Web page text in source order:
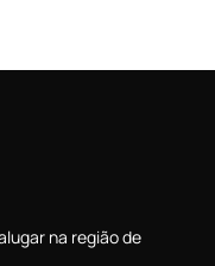
na região de